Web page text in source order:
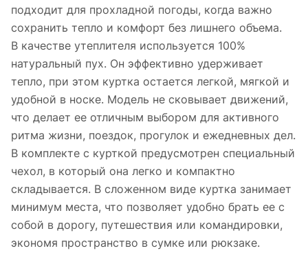
подходит для прохладной погоды, когда важно
сохранить тепло и комфорт без лишнего объема.
В качестве утеплителя используется 100%
натуральный пух. Он эффективно удерживает
тепло, при этом куртка остается легкой, мягкой и
удобной в носке. Модель не сковывает движений,
что делает ее отличным выбором для активного
ритма жизни, поездок, прогулок и ежедневных дел.
В комплекте с курткой предусмотрен специальный
чехол, в который она легко и компактно
складывается. В сложенном виде куртка занимает
минимум места, что позволяет удобно брать ее с
собой в дорогу, путешествия или командировки,
экономя пространство в сумке или рюкзаке.